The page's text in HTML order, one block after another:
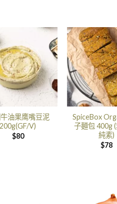
油果鹰嘴豆泥
200g(GF/V)
$80
SpiceBox
子麵包 400g
純素)
$78